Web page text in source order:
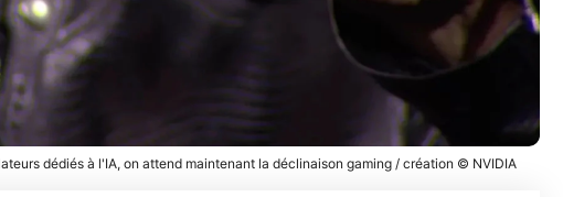
dédiés à l'IA, on attend maintenant la déclinaison gaming / création © NVIDIA